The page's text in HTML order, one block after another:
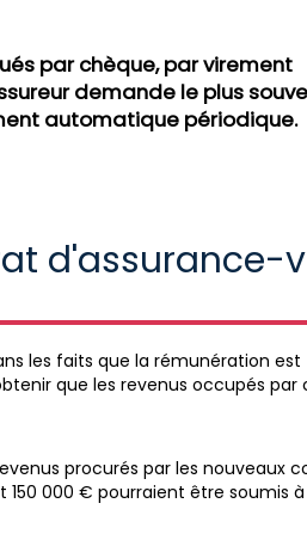
par chèque, par virement
demande le plus
automatique périodique.
d'assurance-
les faits que la rémunération est
que les revenus occupés par
procurés par les nouveaux
000 € pourraient être soumis